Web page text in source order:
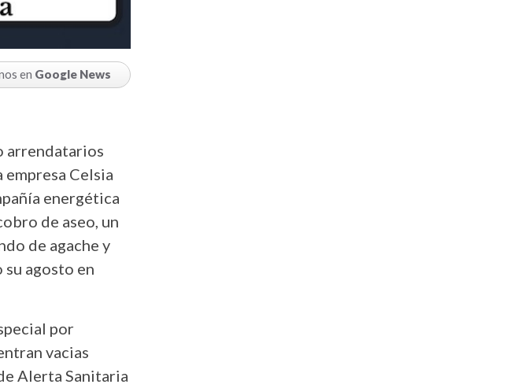
en Google News
arrendatarios
empresa Celsia
energética
de aseo, un
de agache y
agosto en
por
vacias
Alerta Sanitaria